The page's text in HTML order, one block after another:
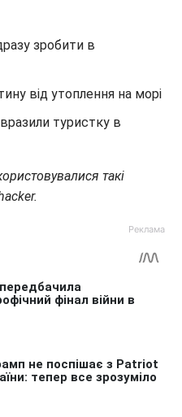
зробити в
від утоплення на морі
туристку в
такі